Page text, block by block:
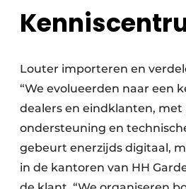
Louter importeren en
“We evolueerden naar een
dealers en eindklanten,
ondersteuning en
gebeurt enerzijds digitaal,
in de kantoren van HH